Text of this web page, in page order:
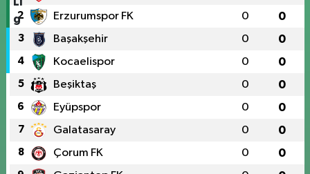
2 Erzurumspor FK 0 0
3 Başakşehir 0 0
4 Kocaelispor 0 0
5 Beşiktaş 0 0
6 Eyüpspor 0 0
7 Galatasaray 0 0
8 Çorum FK 0 0